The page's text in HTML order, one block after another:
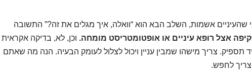
שהעיניים אשמות, השלב הבא הוא “וואלה, איך מגלים את זה?” התשובה
אצל רופא עיניים או אופטומטריסט מומחה. וכן, לא, בדיקה אקראית
תספיק. צריך מישהו שמבין עניין ויכול לצלול לעומק הבעיה. הנה מה שאתם
צריך לחפש.